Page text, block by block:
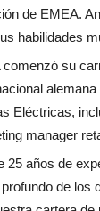
de EMEA.
habilidades
su
Eléctricas,
manager
25 años de
de los